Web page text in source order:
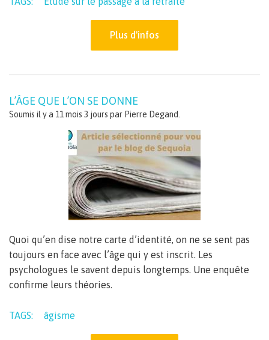
Plus d'infos
L’ÂGE QUE L’ON SE DONNE
Soumis il y a 11 mois 3 jours par Pierre Degand
Quoi qu’en dise notre carte d’identité, on ne se sent pas
toujours en face avec l’âge qui y est inscrit. Les
psychologues le savent depuis longtemps. Une enquête
confirme leurs théories.
TAGS: âgisme